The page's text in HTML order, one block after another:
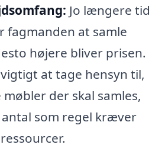
Jo længere tid
fagmanden at samle
højere bliver prisen.
at tage hensyn til,
der skal samles,
som regel kræver